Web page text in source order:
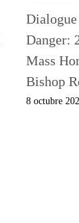
Danger:
Mass
Bishop
8 octubre